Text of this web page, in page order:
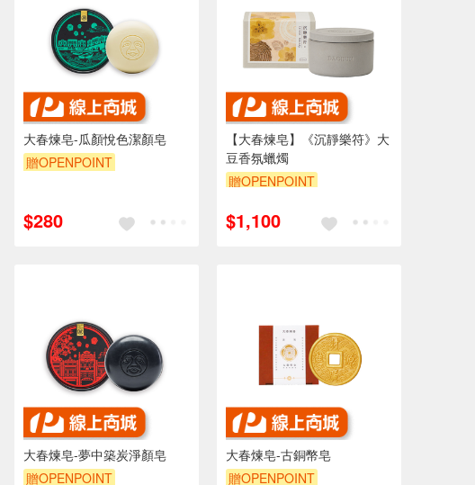
大春煉皂-瓜顏悅色潔顏皂
贈OPENPOINT
$280
【大春煉皂】《沉靜樂符》大
豆香氛蠟燭
贈OPENPOINT
$1,100
大春煉皂-夢中築炭淨顏皂
贈OPENPOINT
大春煉皂-古銅幣皂
贈OPENPOINT